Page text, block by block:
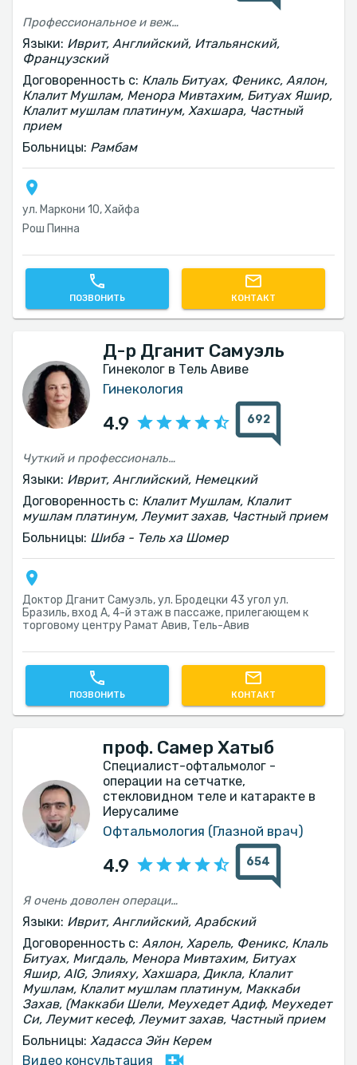
Профессиональное и вежливое обслуживание с объяснением процесса и выбора линзы
Языки: Иврит, Английский, Итальянский,
Французский
Договоренность с: Клаль Битуах, Феникс, Аялон,
Клалит Мушлам, Менора Мивтахим, Битуах Яшир,
Клалит мушлам платинум, Хахшара, Частный
прием
Больницы: Рамбам
ул. Маркони 10, Хайфа
Рош Пинна
ПОЗВОНИТЬ КОНТАКТ
Д-р Дганит Самуэль
Гинеколог в Тель Авиве
Гинекология
4.9 692
Чуткий и профессиональный врач (женщина)
Языки: Иврит, Английский, Немецкий
Договоренность с: Клалит Мушлам, Клалит
мушлам платинум, Леумит захав, Частный прием
Больницы: Шиба - Тель ха Шомер
Доктор Дганит Самуэль, ул. Бродецки 43 угол ул.
Бразиль, вход А, 4-й этаж в пассаже, прилегающем к
торговому центру Рамат Авив, Тель-Авив‎
ПОЗВОНИТЬ КОНТАКТ
проф. Самер Хатыб
Специалист-офтальмолог -
операции на сетчатке,
стекловидном теле и катаракте в
Иерусалиме
Офтальмология (Глазной врач)
4.9 654
Я очень доволен операцией профессора Самера Хатиба
Языки: Иврит, Английский, Арабский
Договоренность с: Аялон, Харель, Феникс, Клаль
Битуах, Мигдаль, Менора Мивтахим, Битуах
Яшир, AIG, Элияху, Хахшара, Дикла, Клалит
Мушлам, Клалит мушлам платинум, Маккаби
Захав, (Маккаби Шели, Меухедет Адиф, Меухедет
Си, Леумит кесеф, Леумит захав, Частный прием
Больницы: Хадасса Эйн Керем
Видео консультация